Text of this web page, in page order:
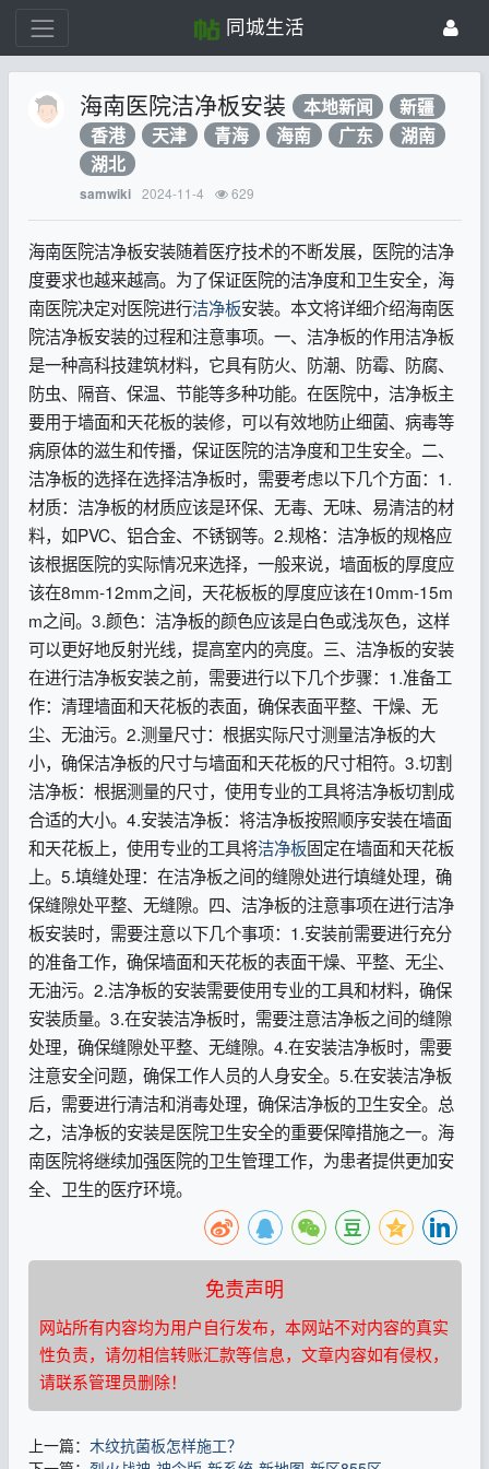
同城生活
海南医院洁净板安装 本地新闻
新疆
香港
天津 青海 海南 广东
湖南
湖北
samwiki 2024-11-4 629
海南医院洁净板安装随着医疗技术的不断发展，医院的洁净
度要求也越来越高。为了保证医院的洁净度和卫生安全，海
南医院决定对医院进行洁净板安装。本文将详细介绍海南医
院洁净板安装的过程和注意事项。一、洁净板的作用洁净板
是一种高科技建筑材料，它具有防火、防潮、防霉、防腐、
防虫、隔音、保温、节能等多种功能。在医院中，洁净板主
要用于墙面和天花板的装修，可以有效地防止细菌、病毒等
病原体的滋生和传播，保证医院的洁净度和卫生安全。二、
洁净板的选择在选择洁净板时，需要考虑以下几个方面：1.
材质：洁净板的材质应该是环保、无毒、无味、易清洁的材
料，如PVC、铝合金、不锈钢等。2.规格：洁净板的规格应
该根据医院的实际情况来选择，一般来说，墙面板的厚度应
该在8mm-12mm之间，天花板板的厚度应该在10mm-15m
m之间。3.颜色：洁净板的颜色应该是白色或浅灰色，这样
可以更好地反射光线，提高室内的亮度。三、洁净板的安装
在进行洁净板安装之前，需要进行以下几个步骤：1.准备工
作：清理墙面和天花板的表面，确保表面平整、干燥、无
尘、无油污。2.测量尺寸：根据实际尺寸测量洁净板的大
小，确保洁净板的尺寸与墙面和天花板的尺寸相符。3.切割
洁净板：根据测量的尺寸，使用专业的工具将洁净板切割成
合适的大小。4.安装洁净板：将洁净板按照顺序安装在墙面
和天花板上，使用专业的工具将洁净板固定在墙面和天花板
上。5.填缝处理：在洁净板之间的缝隙处进行填缝处理，确
保缝隙处平整、无缝隙。四、洁净板的注意事项在进行洁净
板安装时，需要注意以下几个事项：1.安装前需要进行充分
的准备工作，确保墙面和天花板的表面干燥、平整、无尘、
无油污。2.洁净板的安装需要使用专业的工具和材料，确保
安装质量。3.在安装洁净板时，需要注意洁净板之间的缝隙
处理，确保缝隙处平整、无缝隙。4.在安装洁净板时，需要
注意安全问题，确保工作人员的人身安全。5.在安装洁净板
后，需要进行清洁和消毒处理，确保洁净板的卫生安全。总
之，洁净板的安装是医院卫生安全的重要保障措施之一。海
南医院将继续加强医院的卫生管理工作，为患者提供更加安
全、卫生的医疗环境。
免责声明
网站所有内容均为用户自行发布，本网站不对内容的真实
性负责，请勿相信转账汇款等信息，文章内容如有侵权，
请联系管理员删除！
上一篇： 木纹抗菌板怎样施工？